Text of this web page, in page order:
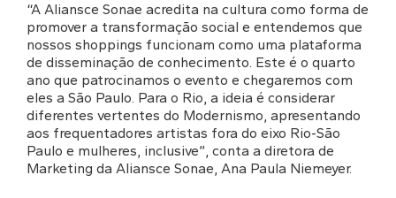
“A Aliansce Sonae acredita na cultura como forma de
promover a transformação social e entendemos que
nossos shoppings funcionam como uma plataforma
de disseminação de conhecimento. Este é o quarto
ano que patrocinamos o evento e chegaremos com
eles a São Paulo. Para o Rio, a ideia é considerar
diferentes vertentes do Modernismo, apresentando
aos frequentadores artistas fora do eixo Rio-São
Paulo e mulheres, inclusive”, conta a diretora de
Marketing da Aliansce Sonae, Ana Paula Niemeyer.